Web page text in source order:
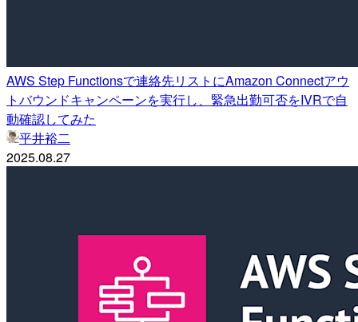
AWS Step Functionsで連絡先リストにAmazon Connectアウ
トバウンドキャンペーンを実行し、緊急出勤可否をIVRで自
動確認してみた
平井裕二
2025.08.27